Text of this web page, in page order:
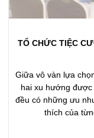
TỔ CHỨC TIỆC
Giữa vô vàn lựa
hai xu hướng
đều có những ưu
thích của